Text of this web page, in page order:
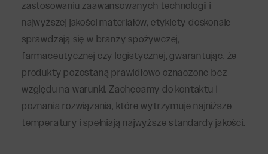
zastosowaniu zaawansowanych technologii i
najwyższej jakości materiałów, etykiety doskonale
sprawdzają się w branży spożywczej,
farmaceutycznej czy logistycznej, gwarantując, że
produkty pozostaną prawidłowo oznaczone bez
względu na warunki. Zachęcamy do kontaktu i
poznania rozwiązania, które wytrzymuje najniższe
temperatury i spełniają najwyższe standardy jakości.